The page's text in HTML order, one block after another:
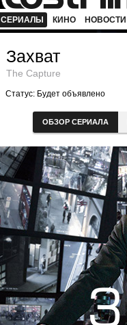
СЕРИАЛЫ КИНО НОВОСТИ
Захват
The Capture
Статус: Будет объявлено
ОБЗОР СЕРИАЛА